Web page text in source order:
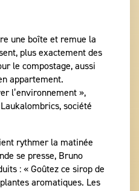
une boîte et remue la
plus exactement des
le compostage, aussi
appartement.
l’environnement »,
société
rythmer la matinée
se presse, Bruno
: « Goûtez ce sirop de
aromatiques. Les